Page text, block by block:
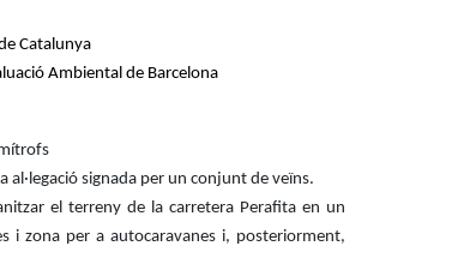
Catalunya
Ambiental de Barcelona
al·legació signada per un conjunt de veïns.
el terreny de la carretera Perafita en un
i zona per a autocaravanes i, posteriorment,